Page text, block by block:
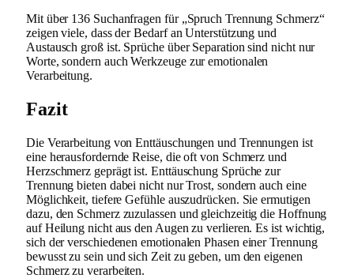
Mit über 136 Suchanfragen für „Spruch Trennung Schmerz“
zeigen viele, dass der Bedarf an Unterstützung und
Austausch groß ist. Sprüche über Separation sind nicht nur
Worte, sondern auch Werkzeuge zur emotionalen
Verarbeitung.
Fazit
Die Verarbeitung von Enttäuschungen und Trennungen ist
eine herausfordernde Reise, die oft von Schmerz und
Herzschmerz geprägt ist. Enttäuschung Sprüche zur
Trennung bieten dabei nicht nur Trost, sondern auch eine
Möglichkeit, tiefere Gefühle auszudrücken. Sie ermutigen
dazu, den Schmerz zuzulassen und gleichzeitig die Hoffnung
auf Heilung nicht aus den Augen zu verlieren. Es ist wichtig,
sich der verschiedenen emotionalen Phasen einer Trennung
bewusst zu sein und sich Zeit zu geben, um den eigenen
Schmerz zu verarbeiten.